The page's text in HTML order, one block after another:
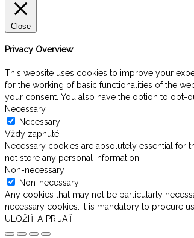
Close
Privacy Overview
This website uses cookies to improve your
for the working of basic functionalities of the
your consent. You also have the option to opt-
Necessary
Necessary
Vždy zapnuté
Necessary cookies are absolutely essential for
not store any personal information.
Non-necessary
Non-necessary
Any cookies that may not be particularly
necessary cookies. It is mandatory to procure
ULOŽIŤ A PRIJAŤ